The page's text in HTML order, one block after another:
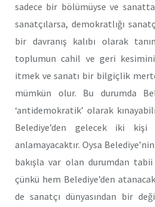
sadece bir bölümüyse ve
sanatçılarsa, demokratlığı
bir davranış kalıbı olarak
toplumun cahil ve geri kesimini
itmek ve sanatı bir bilgiçlik
mümkün olur. Bu durumda
‘antidemokratik’ olarak
Belediye’den gelecek iki
anlamayacaktır. Oysa
bakışla var olan durumdan
çünkü hem Belediye’den
de sanatçı dünyasından bir